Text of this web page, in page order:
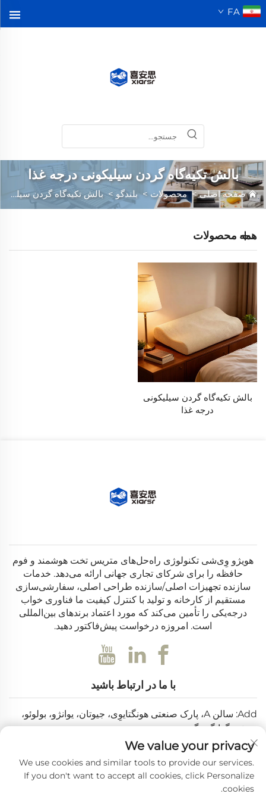
FA
بالش تکیه‌گاه گردن سیلیکونی درجه غذا
صفحه اصلی>محصولات >بلندگو >بالش تکیه‌گاه گردن سیلیکونی درجه غذا
همه محصولات
بالش تکیه‌گاه گردن سیلیکونی
درجه غذا
هویژو وِی‌شی تکنولوژی راه‌حل‌های متریس تخت هوشمند و فوم
حافظه را برای شرکای تجاری جهانی ارائه می‌دهد. خدمات
سازنده تجهیزات اصلی/سازنده طراحی اصلی، سفارشی‌سازی
مستقیم از کارخانه و تولید با کنترل کیفیت ما فناوری خواب
درجه‌یکی را تأمین می‌کند که مورد اعتماد برندهای بین‌المللی
است. امروزه درخواست پیش‌فاکتور دهید.
با ما در ارتباط باشید
Add: سالن A، پارک صنعتی هونگتایوِی، جیوتان، یوانژو، بولوئو،
هویژو، گوانگدونگ، چین
ایمیل:[email protected]
تلفن:+86-0752-6688646
We value your privacy
We use cookies and similar tools to provide our services.
If you don't want to accept all cookies, click Personalize
cookies.